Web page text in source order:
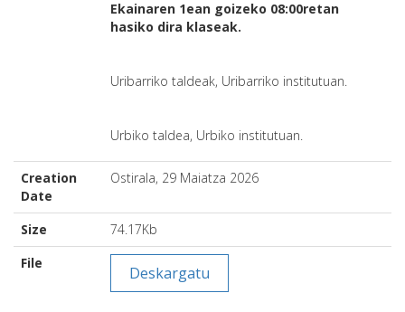
Ekainaren 1ean goizeko 08:00retan
hasiko dira klaseak.
Uribarriko taldeak, Uribarriko institutuan.
Urbiko taldea, Urbiko institutuan.
Creation
Date
Ostirala, 29 Maiatza 2026
Size
74.17Kb
File
Deskargatu